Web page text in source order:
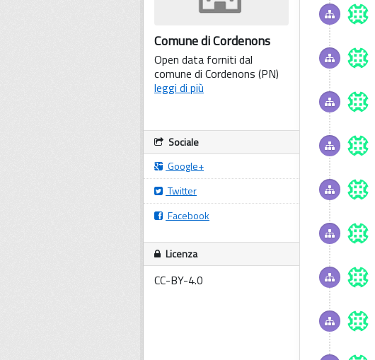
Comune di Cordenons
Open data forniti dal
comune di Cordenons (PN)
leggi di più
Sociale
Google+
Twitter
Facebook
Licenza
CC-BY-4.0